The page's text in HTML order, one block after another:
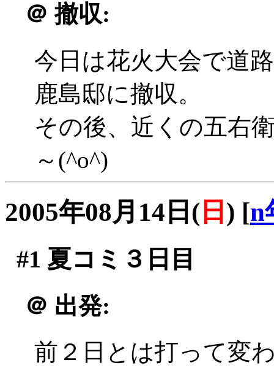
＠ 撤収:
今日は花火大会で道
鹿島邸に撤収。
その後、近くの五右
～(^o^)
2005年08月14日( 日 ) [n
#1 夏コミ３日目
＠ 出発:
前２日とは打って変